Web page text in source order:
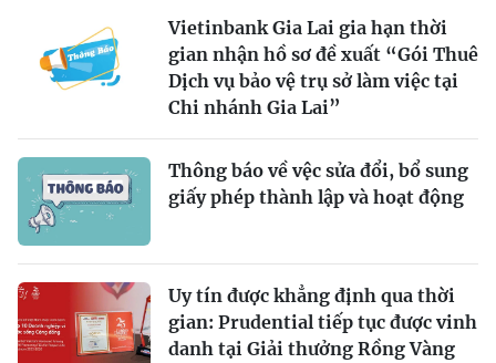
Vietinbank Gia Lai gia hạn thời
gian nhận hồ sơ đề xuất “Gói Thuê
Dịch vụ bảo vệ trụ sở làm việc tại
Chi nhánh Gia Lai”
Thông báo về vệc sửa đổi, bổ sung
giấy phép thành lập và hoạt động
Uy tín được khẳng định qua thời
gian: Prudential tiếp tục được vinh
danh tại Giải thưởng Rồng Vàng